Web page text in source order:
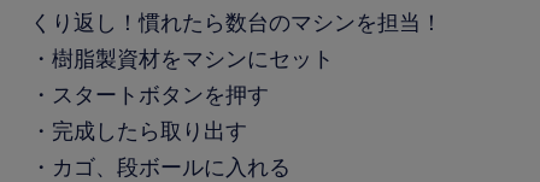
くり返し！慣れたら数台のマシンを担当！
・樹脂製資材をマシンにセット
・スタートボタンを押す
・完成したら取り出す
・カゴ、段ボールに入れる